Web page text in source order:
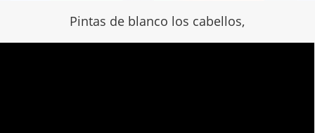
Pintas de blanco los cabellos,